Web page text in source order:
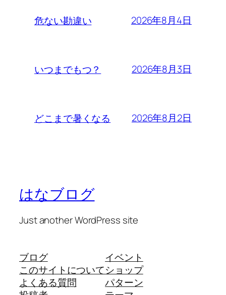
危ない勘違い 2026年8月4日
いつまでもつ？ 2026年8月3日
どこまで暑くなる 2026年8月2日
はなブログ
Just another WordPress site
ブログ
このサイトについて
よくある質問
イベント
ショップ
パターン